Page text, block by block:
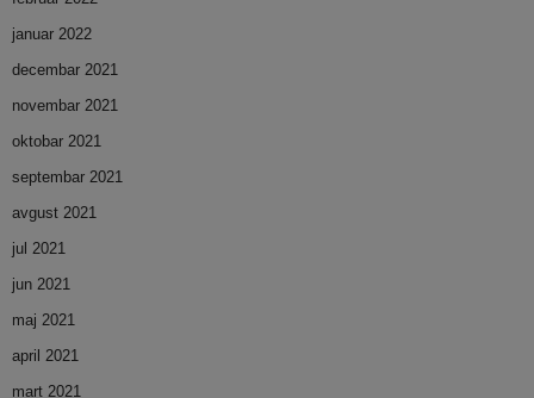
januar 2022
decembar 2021
novembar 2021
oktobar 2021
septembar 2021
avgust 2021
jul 2021
jun 2021
maj 2021
april 2021
mart 2021